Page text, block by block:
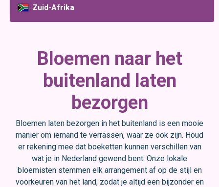
Zuid-Afrika
Bloemen naar het
buitenland laten
bezorgen
Bloemen laten bezorgen in het buitenland is een mooie
manier om iemand te verrassen, waar ze ook zijn. Houd
er rekening mee dat boeketten kunnen verschillen van
wat je in Nederland gewend bent. Onze lokale
bloemisten stemmen elk arrangement af op de stijl en
voorkeuren van het land, zodat je altijd een bijzonder en